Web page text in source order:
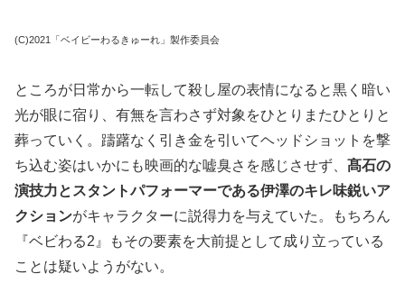
(C)2021「ベイビーわるきゅーれ」製作委員会
ところが日常から一転して殺し屋の表情になると黒く暗い
光が眼に宿り、有無を言わさず対象をひとりまたひとりと
葬っていく。躊躇なく引き金を引いてヘッドショットを撃
ち込む姿はいかにも映画的な嘘臭さを感じさせず、 髙石の
演技力とスタントパフォーマーである伊澤のキレ味鋭いア
クションがキャラクターに説得力を与えていた。もちろん
『ベビわる2』もその要素を大前提として成り立っている
ことは疑いようがない。